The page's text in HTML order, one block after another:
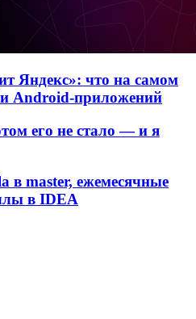
Яндекс»: что на самом
Android-приложений
его не стало — и я
в master, ежемесячные
в IDEA